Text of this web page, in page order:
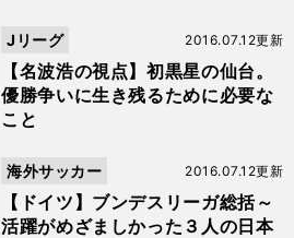
【名波浩の視点】初黒星の仙台。
優勝争いに生き残るために必要な
こと
2016.07.12更新
Jリーグ
【ドイツ】ブンデスリーガ総括～
活躍がめざましかった３人の日本
2016.07.12更新
海外サッカー